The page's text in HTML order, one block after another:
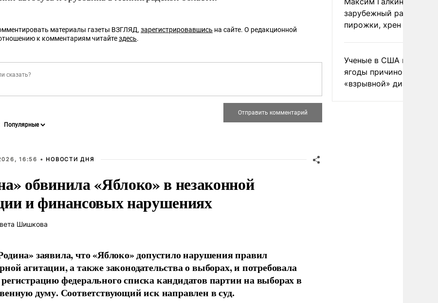
материалы газеты ВЗГЛЯД, зарегистрировавшись на сайте. О редакционной
к комментариям читайтездесь.
16:56 • НОВОСТИ ДНЯ
обвинила «Яблоко» в незаконной
и финансовых нарушениях
Шишкова
заявила, что «Яблоко» допустило нарушения правил
агитации, а также законодательства о выборах, и потребовала
федерального списка кандидатов партии на выборах в
думу. Соответствующий иск направлен в суд.
зарубежный райдер
пирожки, хрен и морс
Ученые в США назвали
ягоды причиной
«взрывной» диареи